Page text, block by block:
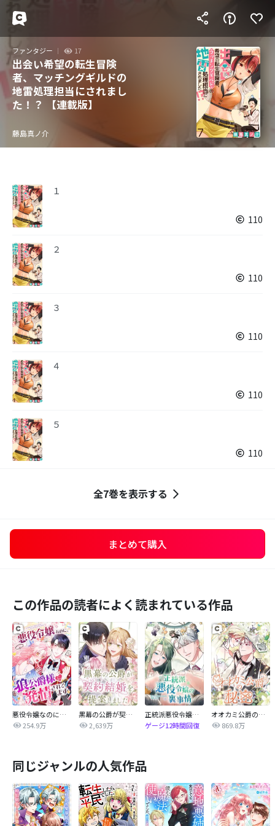
ファンタジー 17
出会い希望の転生冒険
者、マッチングギルドの
地雷処理担当にされまし
た！？ 【連載版】
藤島真ノ介
１
110
２
110
３
110
４
110
５
110
全7巻を表示する
まとめて購入
この作品の読者によく読まれている作品
悪役令嬢なのに、狼公爵様に発情されてます
254.9万
黒幕の公爵が契約結婚を提案しました
2,639万
正統派悪役令嬢の裏事情
ゲージ12時間回復
オオカミ公爵の秘密
869.8万
同じジャンルの人気作品